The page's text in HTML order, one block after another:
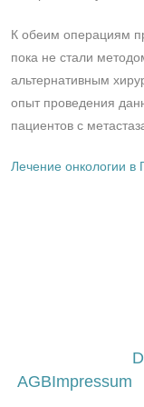
К обеим операциям
пока не стали
альтернативным
опыт проведения
пациентов с
Лечение онкологии в
AGBImpressum